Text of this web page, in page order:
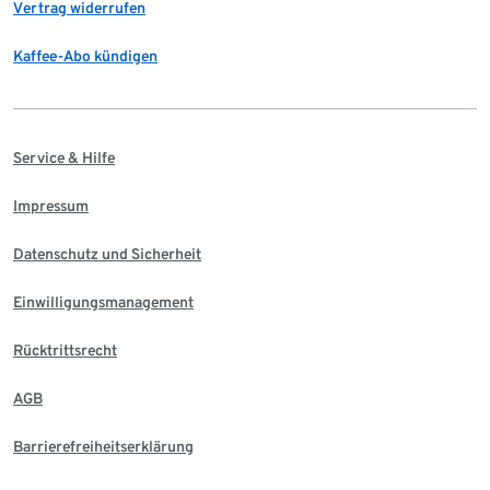
Vertrag widerrufen
Kaffee-Abo kündigen
Service & Hilfe
Impressum
Datenschutz und Sicherheit
Einwilligungsmanagement
Rücktrittsrecht
AGB
Barrierefreiheitserklärung